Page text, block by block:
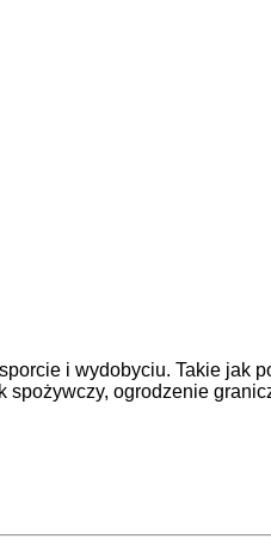
i wydobyciu. Takie jak
ogrodzenie